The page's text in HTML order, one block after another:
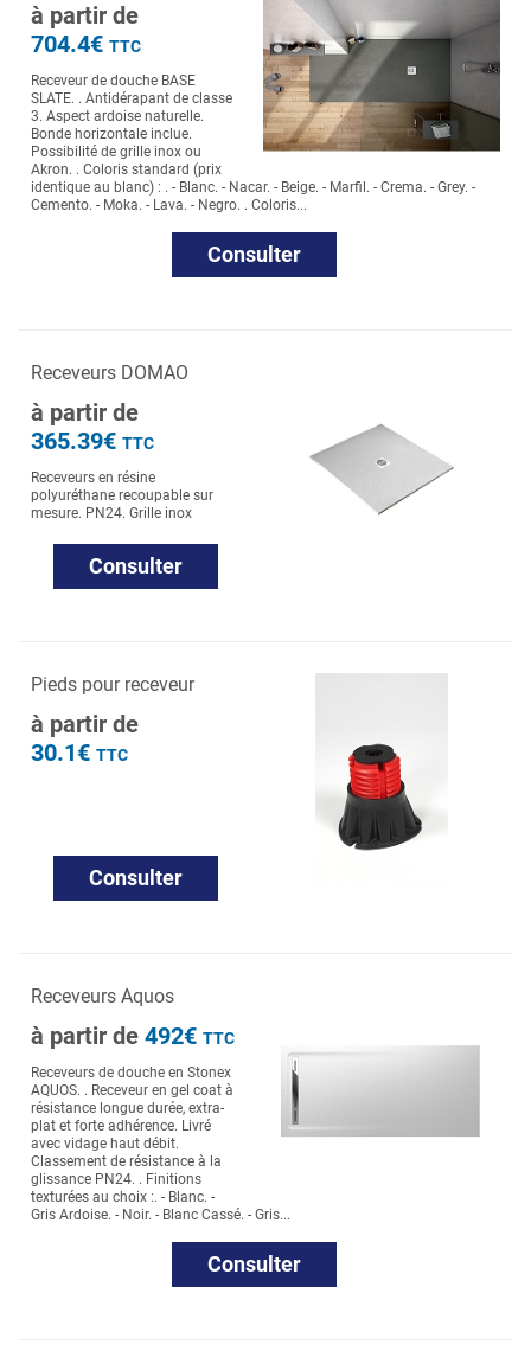
à partir de
704.4€ TTC
Receveur de douche BASE
SLATE. . Antidérapant de classe
3. Aspect ardoise naturelle.
Bonde horizontale inclue.
Possibilité de grille inox ou
Akron. . Coloris standard (prix
identique au blanc) : . - Blanc. - Nacar. - Beige. - Marfil. - Crema. - Grey. -
Cemento. - Moka. - Lava. - Negro. . Coloris...
Consulter
Receveurs DOMAO
à partir de
365.39€ TTC
Receveurs en résine
polyuréthane recoupable sur
mesure. PN24. Grille inox
Consulter
Pieds pour receveur
à partir de
30.1€ TTC
Consulter
Receveurs Aquos
à partir de 492€ TTC
Receveurs de douche en Stonex
AQUOS. . Receveur en gel coat à
résistance longue durée, extra-
plat et forte adhérence. Livré
avec vidage haut débit.
Classement de résistance à la
glissance PN24. . Finitions
texturées au choix :. - Blanc. -
Gris Ardoise. - Noir. - Blanc Cassé. - Gris...
Consulter